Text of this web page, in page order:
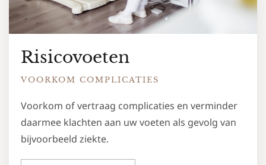
Risicovoeten
VOORKOM COMPLICATIES
Voorkom of vertraag complicaties en verminder
daarmee klachten aan uw voeten als gevolg van
bijvoorbeeld ziekte.